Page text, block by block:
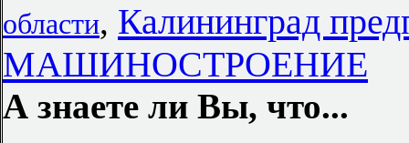
области, Калининград
МАШИНОСТРОЕНИЕ
А знаете ли Вы, что...